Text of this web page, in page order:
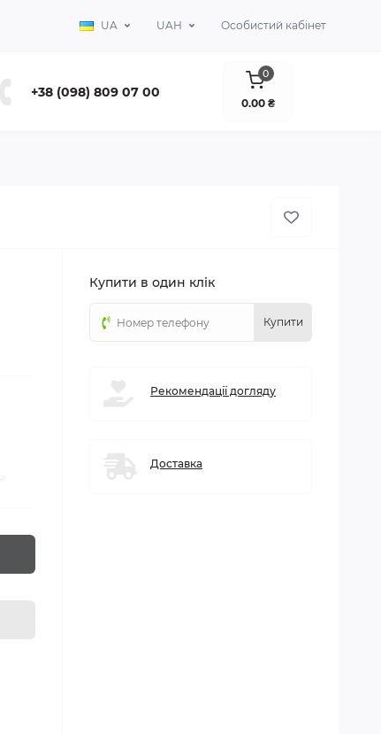
UA UAH Особистий кабінет
+38 (098) 809 07 00
0
0.00 ₴
Купити в один клік
Купити
Рекомендації догляду
Доставка